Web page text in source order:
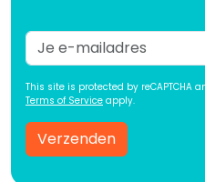
This site is protected by reCAPTCHA
Terms of Service apply.
Verzenden